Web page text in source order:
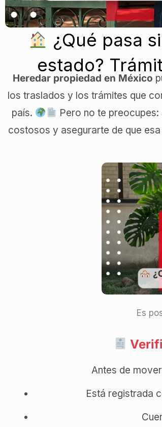
¿Qué pasa
estado?
Heredar propiedad en México
los traslados y los trámites que
país.
Pero no te
costosos y asegurarte de que
Es
Antes de
Está registrada